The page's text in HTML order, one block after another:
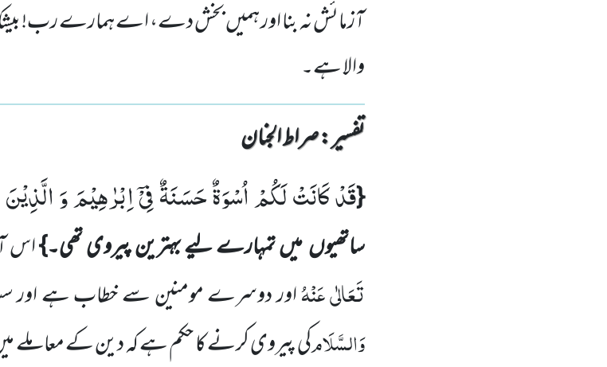
آزمائش نہ بنا اور ہمیں بخش دے، اے ہمارے رب!
والا ہے۔
تفسیر : ‎صراط الجنان
{قَدْ كَانَتْ لَكُمْ اُسْوَةٌ حَسَنَةٌ فِیْۤ اِبْرٰهِیْمَ وَ
ساتھیوںمیں تمہارے لیےبہترین پیروی تھی۔}اس
تَعَالٰی عَنْہُاور دوسرے مومنین سے خطاب ہے اور
وَالسَّلَامکی پیروی کرنے کا حکم ہے کہ دین کے معاملے